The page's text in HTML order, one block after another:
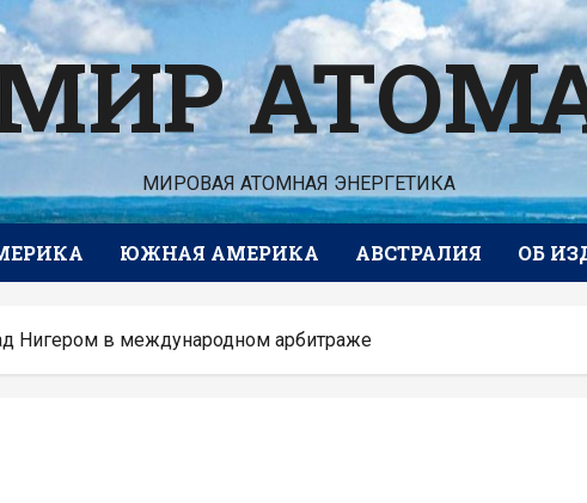
МИРОВАЯ АТОМНАЯ ЭНЕРГЕТИКА
ЮЖНАЯ АМЕРИКА АВСТРАЛИЯ ОБ
Нигером в международном арбитраже